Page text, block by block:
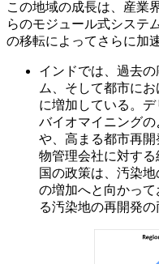
この地域の成長は、産業
らのモジュール式システ
の移転によってさらに加
インドでは、過去
ム、そして都市に
に増加している。
バイオマイニング
や、高まる都市再
物管理会社に対する
国の政策は、汚染
の増加へと向かっ
る汚染地の再開発の